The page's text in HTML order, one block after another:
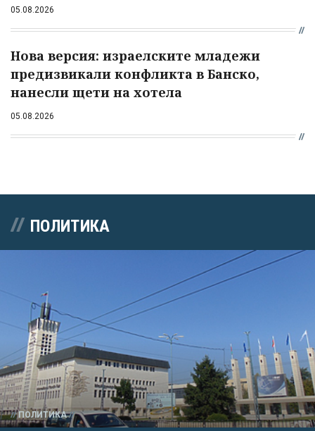
05.08.2026
Нова версия: израелските младежи
предизвикали конфликта в Банско,
нанесли щети на хотела
05.08.2026
ПОЛИТИКА
ПОЛИТИКА